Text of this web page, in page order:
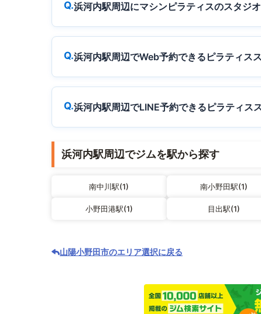
浜河内駅周辺にマシンピラティスのスタジ
浜河内駅周辺でWeb予約できるピラティス
浜河内駅周辺でLINE予約できるピラティス
浜河内駅周辺でジムを駅から探す
南中川駅(1) 南小野田駅(1)
小野田港駅(1) 目出駅(1)
山陽小野田市のエリア選択に戻る